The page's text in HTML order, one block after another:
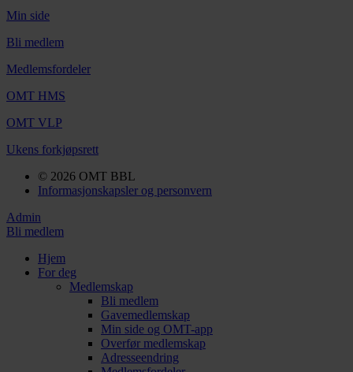
Min side
Bli medlem
Medlemsfordeler
OMT HMS
OMT VLP
Ukens forkjøpsrett
© 2026 OMT BBL
Informasjonskapsler og personvern
Admin
Bli medlem
Hjem
For deg
Medlemskap
Bli medlem
Gavemedlemskap
Min side og OMT-app
Overfør medlemskap
Adresseendring